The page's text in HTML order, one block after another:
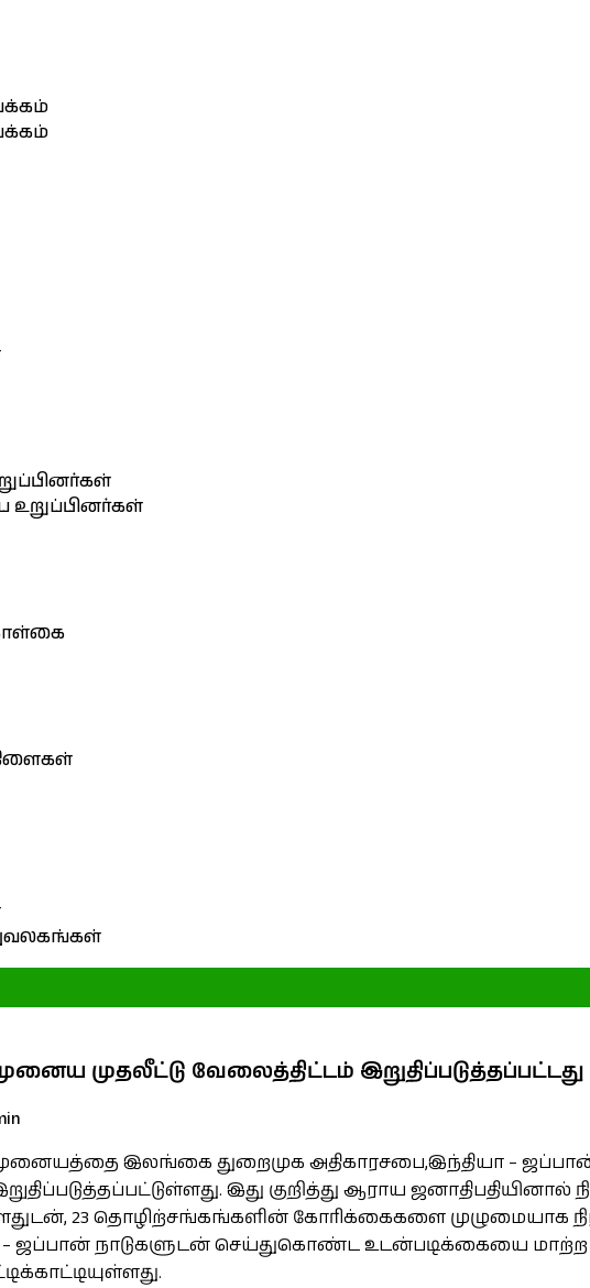
உறுப்பினர்கள்
முதலீட்டு வேலைத்திட்டம் இறுதிப்படுத்தப்பட்டது
முனையத்தை இலங்கை துறைமுக அதிகாரசபை,இந்தியா – ஜப்பான்
இது குறித்து ஆராய
23 தொழிற்சங்கங்களின் கோரிக்கைகளை முழுமையாக
– ஜப்பான் நாடுகளுடன் செய்துகொண்ட உடன்படிக்கையை மாற்ற